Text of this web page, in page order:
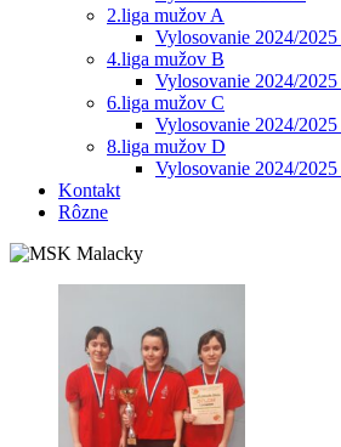
2.liga mužov A
Vylosovanie 2024/2025
4.liga mužov B
Vylosovanie 2024/2025
6.liga mužov C
Vylosovanie 2024/2025
8.liga mužov D
Vylosovanie 2024/2025
Kontakt
Rôzne